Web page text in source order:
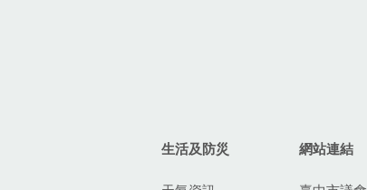
生活及防災 網站連結